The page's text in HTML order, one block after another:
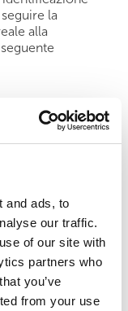
and ads, to
our traffic.
of our site with
partners who
you’ve
from your use
la
alla
al 31
di
al